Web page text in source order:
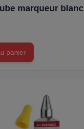
marqueur blanc
panier